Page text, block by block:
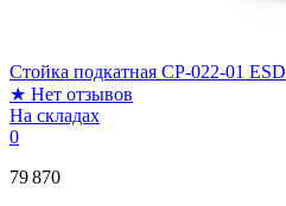
Стойка подкатная CP-022-01 ESD
★ Нет отзывов
На складах
0
79 870